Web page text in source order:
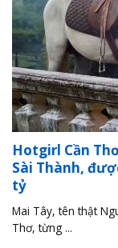
Hotgirl Cần
Sài Thành,
tỷ
Mai Tây, tên thật
Thơ, từng ...